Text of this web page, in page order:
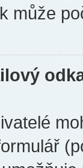
může